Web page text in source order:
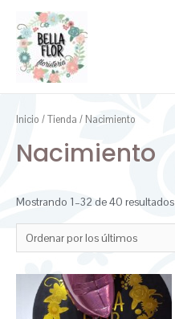
Inicio /Tienda / Nacimiento
Nacimiento
Mostrando 1–32 de 40 resultados